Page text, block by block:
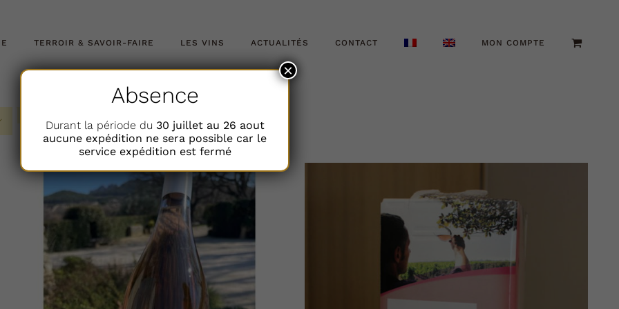
TERROIR & SAVOIR-FAIRE LES VINS ACTUALITÉS CONTACT MON COMPTE
AJOUTER AU PANIER DÉTAILS
Absence
Durant la période du 30 juillet au 26 aout
aucune expédition ne sera possible car le
service expédition est fermé
×